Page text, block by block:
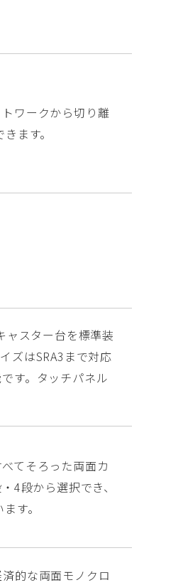
ワークから切り離
ます。
ャスター台を標準装
ズはSRA3まで対応
す。タッチパネル
てそろった両面カ
4段から選択でき、
す。
的な両面モノクロ